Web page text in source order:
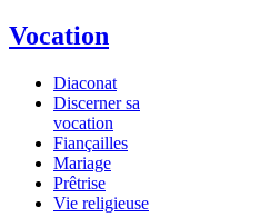
Vocation
Diaconat
Discerner sa
vocation
Fiançailles
Mariage
Prêtrise
Vie religieuse